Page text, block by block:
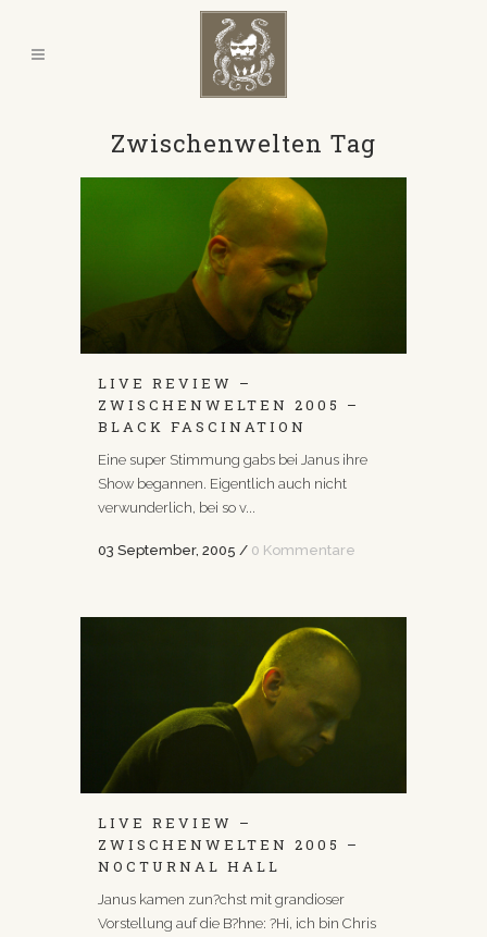
Zwischenwelten Tag
LIVE REVIEW –
ZWISCHENWELTEN 2005 –
BLACK FASCINATION
Eine super Stimmung gabs bei Janus ihre
Show begannen. Eigentlich auch nicht
verwunderlich, bei so v...
03 September, 2005 / 0 Kommentare
LIVE REVIEW –
ZWISCHENWELTEN 2005 –
NOCTURNAL HALL
Janus kamen zun?chst mit grandioser
Vorstellung auf die B?hne: ?Hi, ich bin Chris